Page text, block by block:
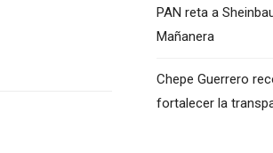
PAN reta a
Mañanera
Chepe Guerrero
fortalecer la